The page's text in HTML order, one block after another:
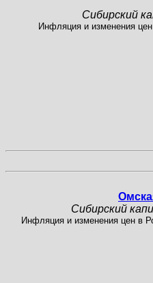
Сибирский
Инфляция и изменения
Сибирский
Инфляция и изменения цен в